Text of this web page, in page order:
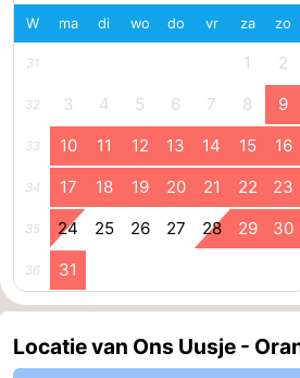
Zwin
W ma di wo do vr za zo
31 1 2
32 3 4 5 6 7 8 9
33 10 11 12 13 14 15 16
34 17 18 19 20 21 22 23
35 24 25 26 27 28 29 30
36 31
Locatie van Ons Uusje -